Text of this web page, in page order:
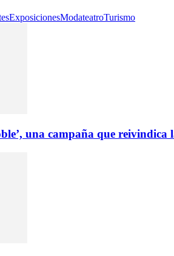
ExposicionesModateatroTurismo
una campaña que